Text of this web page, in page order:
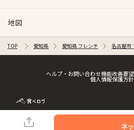
地図
TOP 愛知県 愛知県 フレンチ 名古屋市
ヘルプ・お問い合わせ機能改善要望
個人情報保護方針
ネ